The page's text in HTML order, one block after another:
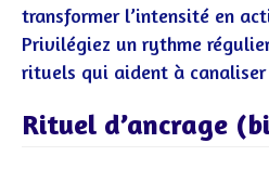
transformer l’intensité en
Privilégiez un rythme
rituels qui aident à canaliser
Rituel d’ancrage